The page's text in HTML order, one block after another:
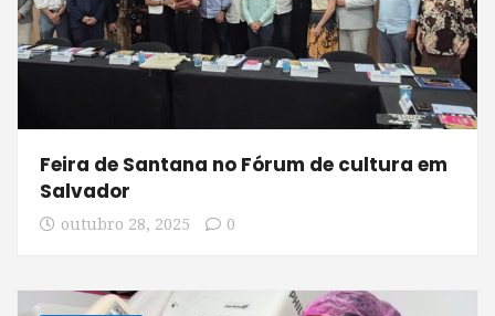
Feira de Santana no Fórum de cultura em
Salvador
outubro 28, 2025 0